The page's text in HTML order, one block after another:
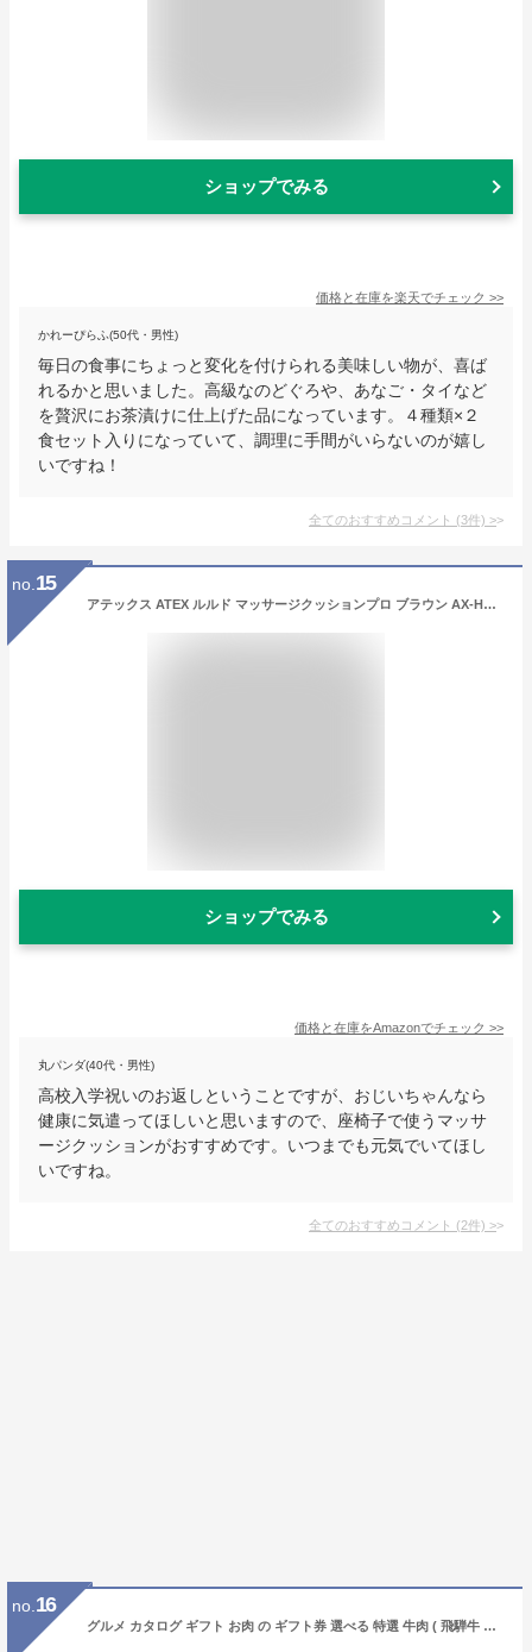
ショップでみる
価格と在庫を楽天でチェック >>
かれーぴらふ(50代・男性)
毎日の食事にちょっと変化を付けられる美味しい物が、喜ば
れるかと思いました。高級なのどぐろや、あなご・タイなど
を贅沢にお茶漬けに仕上げた品になっています。４種類×２
食セット入りになっていて、調理に手間がいらないのが嬉し
いですね！
全てのおすすめコメント (3件) >
no. 15
アテックス ATEX ルルド マッサージクッションプロ ブラウン AX-HCL1480br
ショップでみる
価格と在庫をAmazonでチェック >>
丸パンダ(40代・男性)
高校入学祝いのお返しということですが、おじいちゃんなら
健康に気遣ってほしいと思いますので、座椅子で使うマッサ
ージクッションがおすすめです。いつまでも元気でいてほし
いですね。
全てのおすすめコメント (2件) >
no. 16
グルメ カタログ ギフト お肉 の ギフト券 選べる 特選 牛肉 ( 飛騨牛 米沢牛 黒毛和牛 ) 美食うまいもん市場